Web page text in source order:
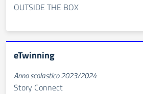
OUTSIDE THE BOX
eTwinning
Anno scolastico 2023/2024
Story Connect